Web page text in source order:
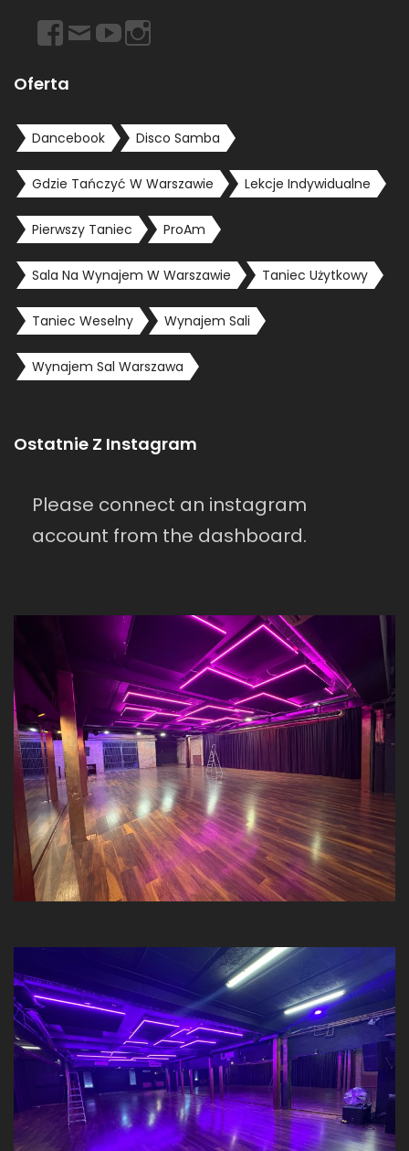
https://www.facebook.com/dancebookwarszawa
Emailhttps://www.youtube.com/user/dancebookpl
Oferta
Dancebook Disco Samba
Gdzie Tańczyć W Warszawie Lekcje Indywidualne
Pierwszy Taniec ProAm
Sala Na Wynajem W Warszawie Taniec Użytkowy
Taniec Weselny Wynajem Sali
Wynajem Sal Warszawa
Ostatnie Z Instagram
Please connect an instagram
account from the dashboard.